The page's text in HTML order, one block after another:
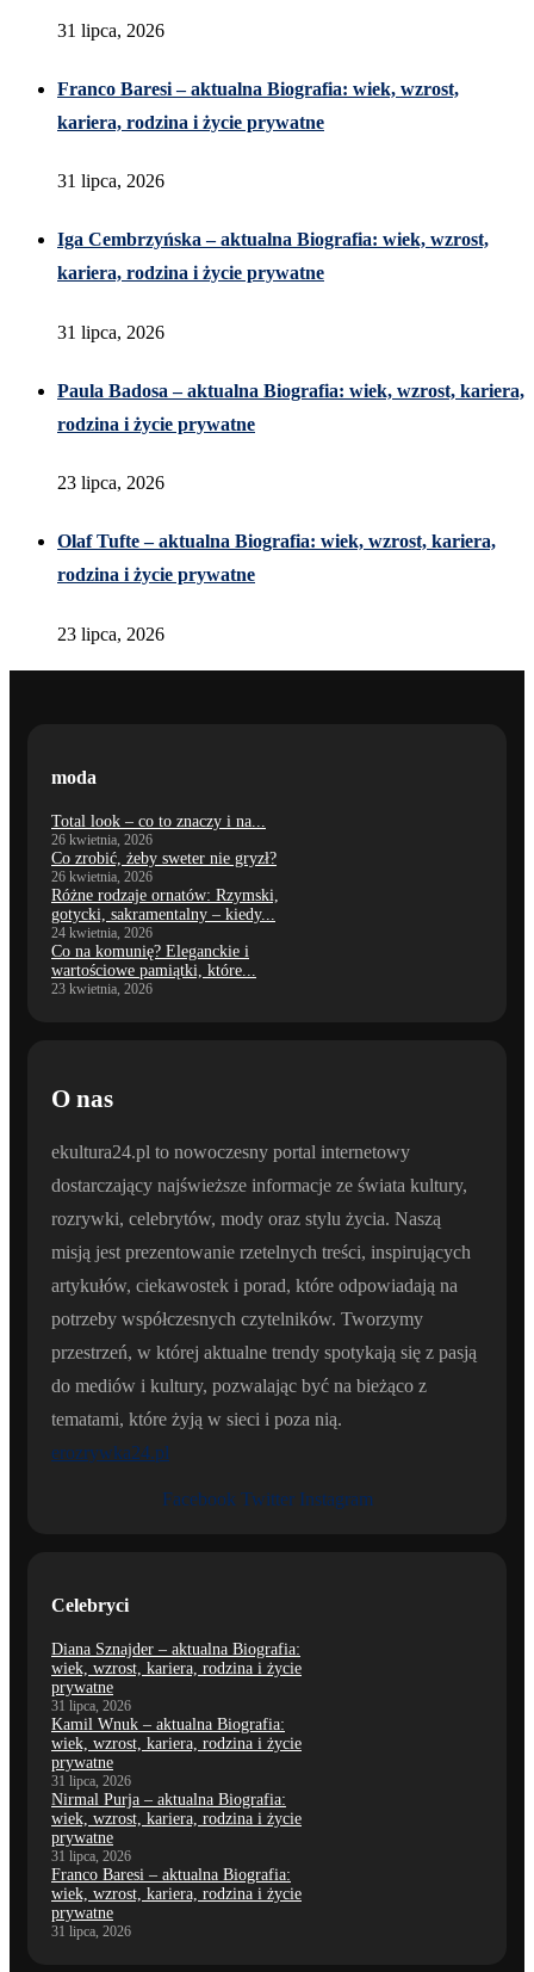
31 lipca, 2026
Franco Baresi – aktualna Biografia: wiek, wzrost,
kariera, rodzina i życie prywatne
31 lipca, 2026
Iga Cembrzyńska – aktualna Biografia: wiek, wzrost,
kariera, rodzina i życie prywatne
31 lipca, 2026
Paula Badosa – aktualna Biografia: wiek, wzrost, kariera,
rodzina i życie prywatne
23 lipca, 2026
Olaf Tufte – aktualna Biografia: wiek, wzrost, kariera,
rodzina i życie prywatne
23 lipca, 2026
moda
Total look – co to znaczy i na...
26 kwietnia, 2026
Co zrobić, żeby sweter nie gryzł?
26 kwietnia, 2026
Różne rodzaje ornatów: Rzymski,
gotycki, sakramentalny – kiedy...
24 kwietnia, 2026
Co na komunię? Eleganckie i
wartościowe pamiątki, które...
23 kwietnia, 2026
O nas
ekultura24.pl to nowoczesny portal internetowy
dostarczający najświeższe informacje ze świata kultury,
rozrywki, celebrytów, mody oraz stylu życia. Naszą
misją jest prezentowanie rzetelnych treści, inspirujących
artykułów, ciekawostek i porad, które odpowiadają na
potrzeby współczesnych czytelników. Tworzymy
przestrzeń, w której aktualne trendy spotykają się z pasją
do mediów i kultury, pozwalając być na bieżąco z
tematami, które żyją w sieci i poza nią.
erozrywka24.pl
Facebook Twitter Instagram
Celebryci
Diana Sznajder – aktualna Biografia:
wiek, wzrost, kariera, rodzina i życie
prywatne
31 lipca, 2026
Kamil Wnuk – aktualna Biografia:
wiek, wzrost, kariera, rodzina i życie
prywatne
31 lipca, 2026
Nirmal Purja – aktualna Biografia:
wiek, wzrost, kariera, rodzina i życie
prywatne
31 lipca, 2026
Franco Baresi – aktualna Biografia:
wiek, wzrost, kariera, rodzina i życie
prywatne
31 lipca, 2026